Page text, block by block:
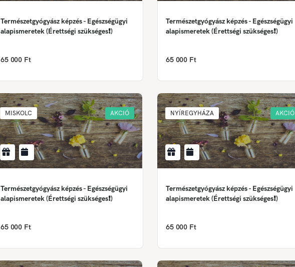
Természetgyógyász képzés - Egészségügyi
alapismeretek (Érettségi szükséges❗)
65 000 Ft
Természetgyógyász képzés - Egészségügyi
alapismeretek (Érettségi szükséges❗)
65 000 Ft
MISKOLC AKCIÓ
Természetgyógyász képzés - Egészségügyi
alapismeretek (Érettségi szükséges❗)
65 000 Ft
NYÍREGYHÁZA AKCIÓ
Természetgyógyász képzés - Egészségügyi
alapismeretek (Érettségi szükséges❗)
65 000 Ft